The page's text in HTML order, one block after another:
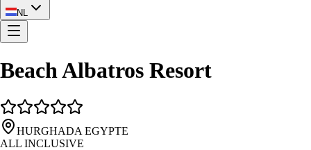
NL
Beach Albatros Resort
HURGHADA EGYPTE
ALL INCLUSIVE